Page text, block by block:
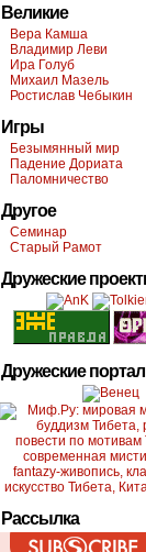
Великие
Вера Камша
Владимир Леви
Ира Голуб
Михаил Мазель
Ростислав Чебыкин
Игры
Безымянный мир
Падение Дориата
Паломничество
Другое
Семинар
Старый Рамот
Дружеские
Дружеские
Рассылка